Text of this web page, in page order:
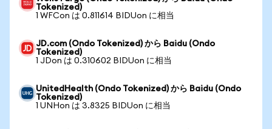
Tokenized)
1 WFCon は 0.811614 BIDUon に相当
JD.com (Ondo Tokenized) から Baidu (Ondo
Tokenized)
1 JDon は 0.310602 BIDUon に相当
UnitedHealth (Ondo Tokenized) から Baidu (Ondo
Tokenized)
1 UNHon は 3.8325 BIDUon に相当